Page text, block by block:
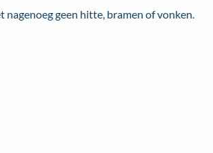
nagenoeg geen hitte, bramen of vonken.